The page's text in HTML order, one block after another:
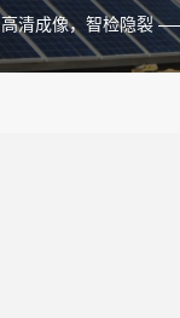
高清成像，智检隐裂
领光伏缺陷检测新变革